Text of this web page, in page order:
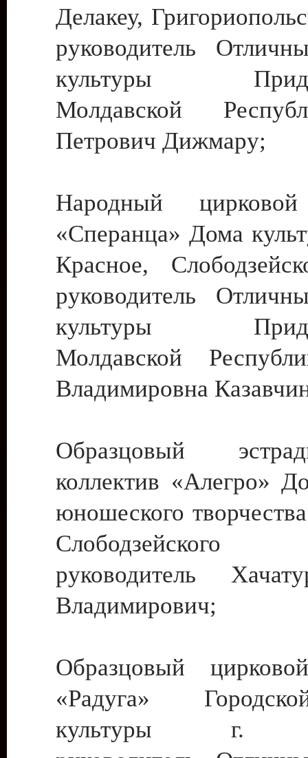
Делакеу,
руководитель
культуры
Молдавской
Петрович Дижмару;
Народный цирковой
«Сперанца» Дома
Красное,
руководитель
культуры
Молдавской
Владимировна
Образцовый
коллектив «Алегро»
юношеского
руководитель
Владимирович;
Образцовый
«Радуга»
культуры г.